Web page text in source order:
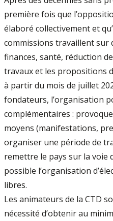
première fois que
élaboré collectivement et
commissions travaillent sur
finances, santé, réduction
travaux et les propositions
à partir du mois de juillet
fondateurs, l’organisation
complémentaires :
moyens (manifestations,
organiser une période de
remettre le pays sur la voie
possible l’organisation
libres.
Les animateurs de la CTD
nécessité d’obtenir au